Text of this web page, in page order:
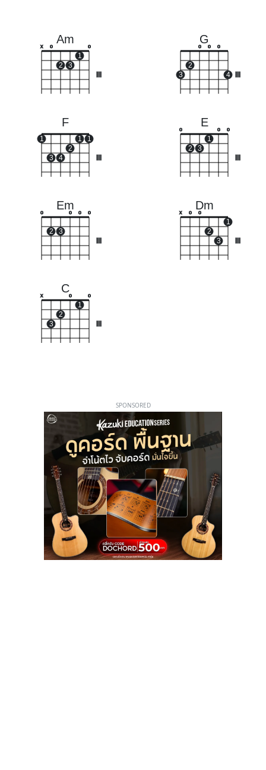
Am
x o
2 3
1
o
G
3
2
o o o
4
F
1
3 4
2
1 1
E
o
2 3
1
o o
Em
o
2 3
o o o
Dm
x o o
2
3
1
C
x
3
2
o
1
o
SPONSORED